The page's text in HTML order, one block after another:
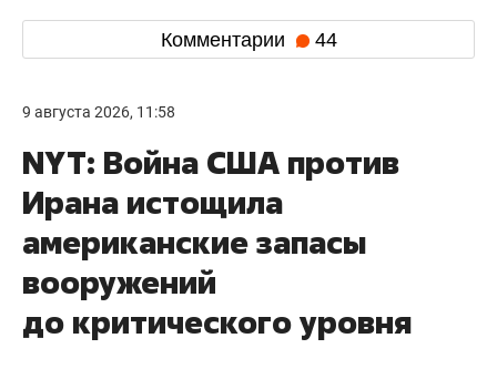
Комментарии 44
9 августа 2026, 11:58
NYT: Война США против
Ирана истощила
американские запасы
вооружений
до критического уровня